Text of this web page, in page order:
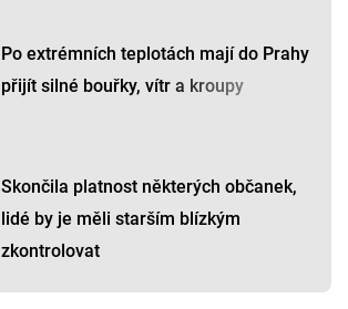
Po extrémních teplotách mají do Prahy
přijít silné bouřky, vítr a kroupy
Skončila platnost některých občanek,
lidé by je měli starším blízkým
zkontrolovat